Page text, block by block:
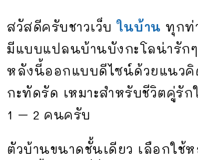
สวัสดีครับชาวเว็บในบ้าน ทุกท่
มีแบบแปลนบ้านบังกะโลน่ารัก
หลังนี้ออกแบบดีไซน์ด้วยแนวคิ
กะทัดรัด เหมาะสำหรับชีวิตคู่รั
1 – 2 คนครับ
ตัวบ้านขนาดชั้นเดียว เลือกใช้